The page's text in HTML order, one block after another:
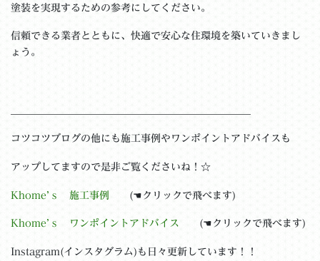
塗装を実現するための参考にしてください。
信頼できる業者とともに、快適で安心な住環境を築いていきまし
ょう。
コツコツブログの他にも施工事例やワンポイントアドバイスも
アップしてますので是非ご覧くださいね！☆
Khome’ｓ 施工事例 (☚クリックで飛べます)
Khome’ｓ ワンポイントアドバイス (☚クリックで飛べます)
Instagram(インスタグラム)も日々更新しています！！